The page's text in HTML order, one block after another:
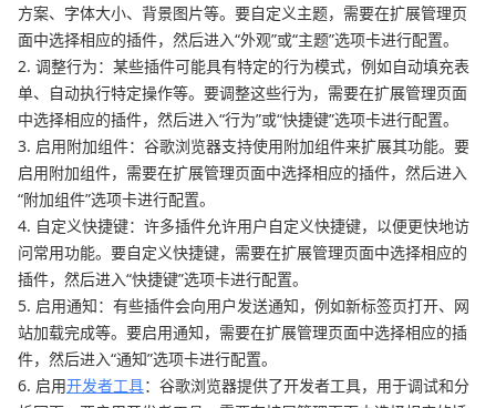
方案、字体大小、背景图片等。要自定义主题，需要在扩展管理页
面中选择相应的插件，然后进入“外观”或“主题”选项卡进行配置。
2. 调整行为：某些插件可能具有特定的行为模式，例如自动填充表
单、自动执行特定操作等。要调整这些行为，需要在扩展管理页面
中选择相应的插件，然后进入“行为”或“快捷键”选项卡进行配置。
3. 启用附加组件：谷歌浏览器支持使用附加组件来扩展其功能。要
启用附加组件，需要在扩展管理页面中选择相应的插件，然后进入
“附加组件”选项卡进行配置。
4. 自定义快捷键：许多插件允许用户自定义快捷键，以便更快地访
问常用功能。要自定义快捷键，需要在扩展管理页面中选择相应的
插件，然后进入“快捷键”选项卡进行配置。
5. 启用通知：有些插件会向用户发送通知，例如新标签页打开、网
站加载完成等。要启用通知，需要在扩展管理页面中选择相应的插
件，然后进入“通知”选项卡进行配置。
6. 启用开发者工具：谷歌浏览器提供了开发者工具，用于调试和分